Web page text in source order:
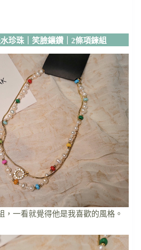
珍珠｜笑臉鑲鑽｜2條項鍊組
，一看就覺得他是我喜歡的風格。